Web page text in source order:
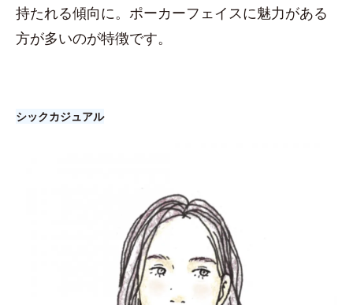
持たれる傾向に。ポーカーフェイスに魅力がある
方が多いのが特徴です。
シックカジュアル